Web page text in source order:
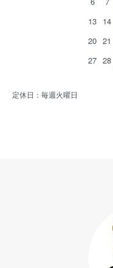
13 14
20 21
27 28
定休日：毎週火曜日